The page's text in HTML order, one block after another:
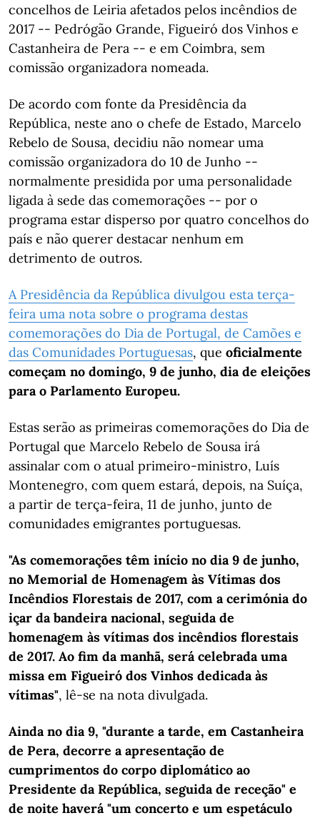
concelhos de Leiria afetados pelos incêndios de
2017 -- Pedrógão Grande, Figueiró dos Vinhos e
Castanheira de Pera -- e em Coimbra, sem
comissão organizadora nomeada.
De acordo com fonte da Presidência da
República, neste ano o chefe de Estado, Marcelo
Rebelo de Sousa, decidiu não nomear uma
comissão organizadora do 10 de Junho --
normalmente presidida por uma personalidade
ligada à sede das comemorações -- por o
programa estar disperso por quatro concelhos do
país e não querer destacar nenhum em
detrimento de outros.
A Presidência da República divulgou esta terça-
feira uma nota sobre o programa destas
comemorações do Dia de Portugal, de Camões e
das Comunidades Portuguesas, que oficialmente
começam no domingo, 9 de junho, dia de eleições
para o Parlamento Europeu.
Estas serão as primeiras comemorações do Dia de
Portugal que Marcelo Rebelo de Sousa irá
assinalar com o atual primeiro-ministro, Luís
Montenegro, com quem estará, depois, na Suíça,
a partir de terça-feira, 11 de junho, junto de
comunidades emigrantes portuguesas.
"As comemorações têm início no dia 9 de junho,
no Memorial de Homenagem às Vítimas dos
Incêndios Florestais de 2017, com a cerimónia do
içar da bandeira nacional, seguida de
homenagem às vítimas dos incêndios florestais
de 2017. Ao fim da manhã, será celebrada uma
missa em Figueiró dos Vinhos dedicada às
vítimas", lê-se na nota divulgada.
Ainda no dia 9, "durante a tarde, em Castanheira
de Pera, decorre a apresentação de
cumprimentos do corpo diplomático ao
Presidente da República, seguida de receção" e
de noite haverá "um concerto e um espetáculo